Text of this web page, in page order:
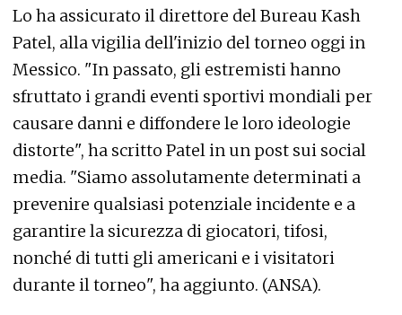
Lo ha assicurato il direttore del Bureau Kash
Patel, alla vigilia dell'inizio del torneo oggi in
Messico. "In passato, gli estremisti hanno
sfruttato i grandi eventi sportivi mondiali per
causare danni e diffondere le loro ideologie
distorte", ha scritto Patel in un post sui social
media. "Siamo assolutamente determinati a
prevenire qualsiasi potenziale incidente e a
garantire la sicurezza di giocatori, tifosi,
nonché di tutti gli americani e i visitatori
durante il torneo", ha aggiunto. (ANSA).